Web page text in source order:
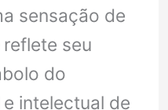
sensação de
seu
do
intelectual de